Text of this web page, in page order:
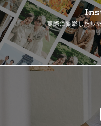
実際に撮影した「